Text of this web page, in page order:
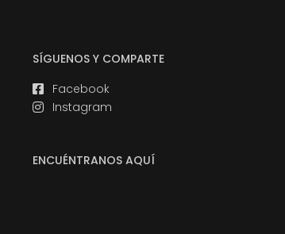
SÍGUENOS Y COMPARTE
Facebook
Instagram
ENCUÉNTRANOS AQUÍ